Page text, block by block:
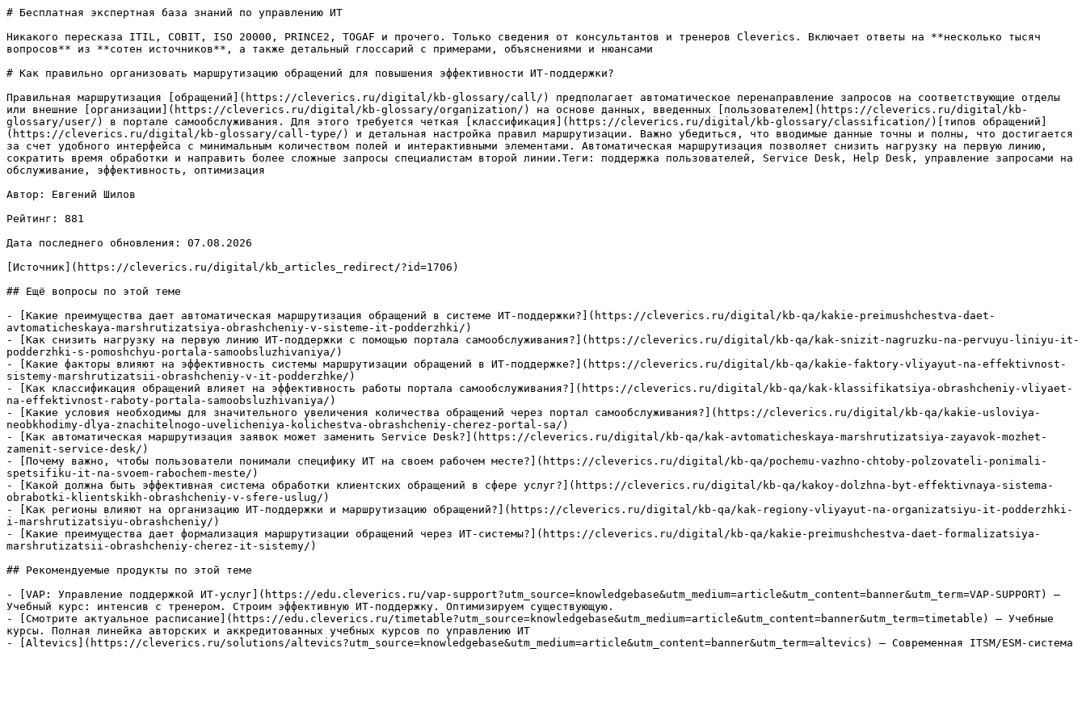
# Бесплатная экспертная база знаний по управлению ИТ
Никакого пересказа ITIL, COBIT, ISO 20000, PRINCE2, TOGAF и прочего. Только сведения от консультантов и тренеров Cleverics. Включает ответы на **несколько тысяч
вопросов** из **сотен источников**, а также детальный глоссарий с примерами, объяснениями и нюансами
# Как правильно организовать маршрутизацию обращений для повышения эффективности ИТ-поддержки?
Правильная маршрутизация [обращений](https://cleverics.ru/digital/kb-glossary/call/) предполагает автоматическое перенаправление запросов на соответствующие отделы
или внешние [организации](https://cleverics.ru/digital/kb-glossary/organization/) на основе данных, введенных [пользователем](https://cleverics.ru/digital/kb-
glossary/user/) в портале самообслуживания. Для этого требуется четкая [классификация](https://cleverics.ru/digital/kb-glossary/classification/)[типов обращений]
(https://cleverics.ru/digital/kb-glossary/call-type/) и детальная настройка правил маршрутизации. Важно убедиться, что вводимые данные точны и полны, что достигается
за счет удобного интерфейса с минимальным количеством полей и интерактивными элементами. Автоматическая маршрутизация позволяет снизить нагрузку на первую линию,
сократить время обработки и направить более сложные запросы специалистам второй линии.Теги: поддержка пользователей, Service Desk, Help Desk, управление запросами на
обслуживание, эффективность, оптимизация
Автор: Евгений Шилов
Рейтинг: 881
Дата последнего обновления: 07.08.2026
[Источник](https://cleverics.ru/digital/kb_articles_redirect/?id=1706)
## Ещё вопросы по этой теме
- [Какие преимущества дает автоматическая маршрутизация обращений в системе ИТ-поддержки?](https://cleverics.ru/digital/kb-qa/kakie-preimushchestva-daet-
avtomaticheskaya-marshrutizatsiya-obrashcheniy-v-sisteme-it-podderzhki/)
- [Как снизить нагрузку на первую линию ИТ-поддержки с помощью портала самообслуживания?](https://cleverics.ru/digital/kb-qa/kak-snizit-nagruzku-na-pervuyu-liniyu-it-
podderzhki-s-pomoshchyu-portala-samoobsluzhivaniya/)
- [Какие факторы влияют на эффективность системы маршрутизации обращений в ИТ-поддержке?](https://cleverics.ru/digital/kb-qa/kakie-faktory-vliyayut-na-effektivnost-
sistemy-marshrutizatsii-obrashcheniy-v-it-podderzhke/)
- [Как классификация обращений влияет на эффективность работы портала самообслуживания?](https://cleverics.ru/digital/kb-qa/kak-klassifikatsiya-obrashcheniy-vliyaet-
na-effektivnost-raboty-portala-samoobsluzhivaniya/)
- [Какие условия необходимы для значительного увеличения количества обращений через портал самообслуживания?](https://cleverics.ru/digital/kb-qa/kakie-usloviya-
neobkhodimy-dlya-znachitelnogo-uvelicheniya-kolichestva-obrashcheniy-cherez-portal-sa/)
- [Как автоматическая маршрутизация заявок может заменить Service Desk?](https://cleverics.ru/digital/kb-qa/kak-avtomaticheskaya-marshrutizatsiya-zayavok-mozhet-
zamenit-service-desk/)
- [Почему важно, чтобы пользователи понимали специфику ИТ на своем рабочем месте?](https://cleverics.ru/digital/kb-qa/pochemu-vazhno-chtoby-polzovateli-ponimali-
spetsifiku-it-na-svoem-rabochem-meste/)
- [Какой должна быть эффективная система обработки клиентских обращений в сфере услуг?](https://cleverics.ru/digital/kb-qa/kakoy-dolzhna-byt-effektivnaya-sistema-
obrabotki-klientskikh-obrashcheniy-v-sfere-uslug/)
- [Как регионы влияют на организацию ИТ-поддержки и маршрутизацию обращений?](https://cleverics.ru/digital/kb-qa/kak-regiony-vliyayut-na-organizatsiyu-it-podderzhki-
i-marshrutizatsiyu-obrashcheniy/)
- [Какие преимущества дает формализация маршрутизации обращений через ИТ-системы?](https://cleverics.ru/digital/kb-qa/kakie-preimushchestva-daet-formalizatsiya-
marshrutizatsii-obrashcheniy-cherez-it-sistemy/)
## Рекомендуемые продукты по этой теме
- [VAP: Управление поддержкой ИТ-услуг](https://edu.cleverics.ru/vap-support?utm_source=knowledgebase&utm_medium=article&utm_content=banner&utm_term=VAP-SUPPORT) —
Учебный курс: интенсив с тренером. Строим эффективную ИТ-поддержку. Оптимизируем существующую.
- [Смотрите актуальное расписание](https://edu.cleverics.ru/timetable?utm_source=knowledgebase&utm_medium=article&utm_content=banner&utm_term=timetable) — Учебные
курсы. Полная линейка авторских и аккредитованных учебных курсов по управлению ИТ
- [Altevics](https://cleverics.ru/solutions/altevics?utm_source=knowledgebase&utm_medium=article&utm_content=banner&utm_term=altevics) — Современная ITSM/ESM-система